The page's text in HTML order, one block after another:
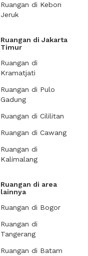
Ruangan di Kebon
Jeruk
Ruangan di Jakarta
Timur
Ruangan di
Kramatjati
Ruangan di Pulo
Gadung
Ruangan di Cililitan
Ruangan di Cawang
Ruangan di
Kalimalang
Ruangan di area
lainnya
Ruangan di Bogor
Ruangan di
Tangerang
Ruangan di Batam